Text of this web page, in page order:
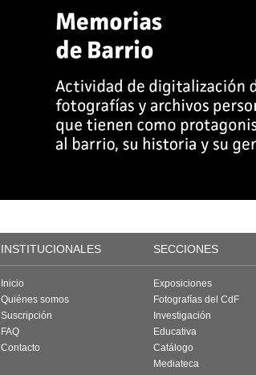
INSTITUCIONALES SECCIONES
Inicio
Quiénes somos
Suscripción
FAQ
Contacto
Exposiciones
Fotografías del CdF
Investigación
Educativa
Catálogo
Mediateca